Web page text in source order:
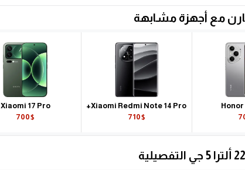
مع أجهزة مشابهة
Xiaomi Redmi Note 14 Pro+
710$
Xiaomi 17 Pro
700$